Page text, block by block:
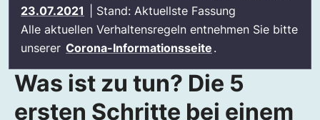
23.07.2021
| Stand: Aktuellste Fassung
Alle aktuellen Verhaltensregeln entnehmen Sie bitte
unserer Corona-Informationsseite .
Was ist zu tun? Die 5
ersten Schritte bei einem